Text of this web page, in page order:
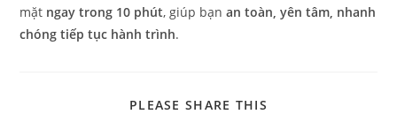
mặt ngay trong 10 phút, giúp bạnan toàn, yên tâm, nhanh
chóng tiếp tục hành trình.
PLEASE SHARE THIS